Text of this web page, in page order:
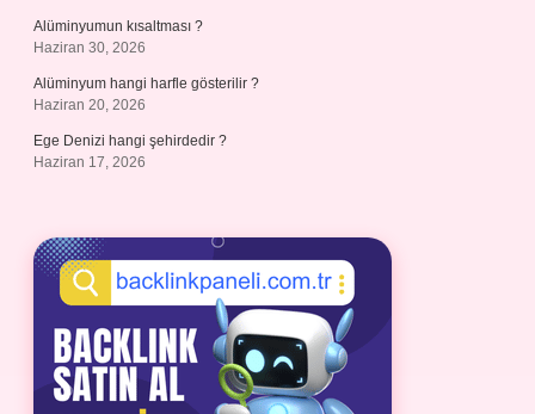
Alüminyumun kısaltması ?
Haziran 30, 2026
Alüminyum hangi harfle gösterilir ?
Haziran 20, 2026
Ege Denizi hangi şehirdedir ?
Haziran 17, 2026